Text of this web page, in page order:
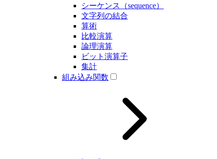
シーケンス（sequence）
文字列の結合
算術
比較演算
論理演算
ビット演算子
集計
組み込み関数